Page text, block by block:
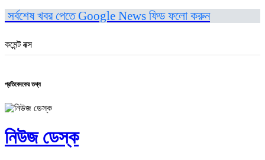
সর্বশেষ খবর পেতে Google News ফিড ফলো করুন
কমেন্ট বক্স
প্রতিবেদকের তথ্য
নিউজ ডেস্ক